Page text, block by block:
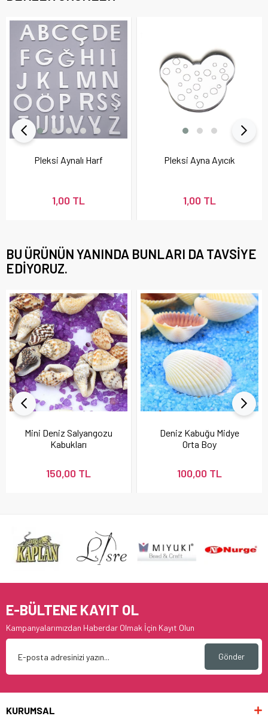
Pleksi Aynalı Harf
1,00 TL
Pleksi Ayna Ayıcık
1,00 TL
BU ÜRÜNÜN YANINDA BUNLARI DA TAVSIYE
EDIYORUZ.
Mini Deniz Salyangozu
Kabukları
150,00 TL
Deniz Kabuğu Midye
Orta Boy
100,00 TL
E-BÜLTENE KAYIT OL
Kampanyalarımızdan Haberdar Olmak İçin Kayıt Olun
Gönder
KURUMSAL